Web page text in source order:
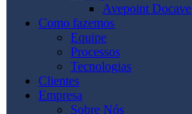
Avepoint Docave
Como fazemos
Equipe
Processos
Tecnologias
Clientes
Empresa
Sobre Nós